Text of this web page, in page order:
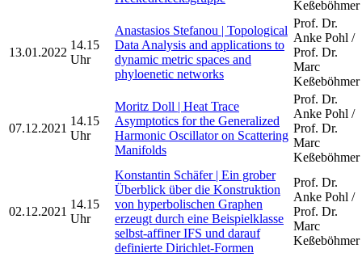
Keßeböhmer
13.01.2022
14.15
Uhr
Anastasios Stefanou | Topological
Data Analysis and applications to
dynamic metric spaces and
phyloenetic networks
Prof. Dr.
Anke Pohl /
Prof. Dr.
Marc
Keßeböhmer
07.12.2021
14.15
Uhr
Moritz Doll | Heat Trace
Asymptotics for the Generalized
Harmonic Oscillator on Scattering
Manifolds
Prof. Dr.
Anke Pohl /
Prof. Dr.
Marc
Keßeböhmer
02.12.2021
14.15
Uhr
Konstantin Schäfer | Ein grober
Überblick über die Konstruktion
von hyperbolischen Graphen
erzeugt durch eine Beispielklasse
selbst-affiner IFS und darauf
definierte Dirichlet-Formen
Prof. Dr.
Anke Pohl /
Prof. Dr.
Marc
Keßeböhmer